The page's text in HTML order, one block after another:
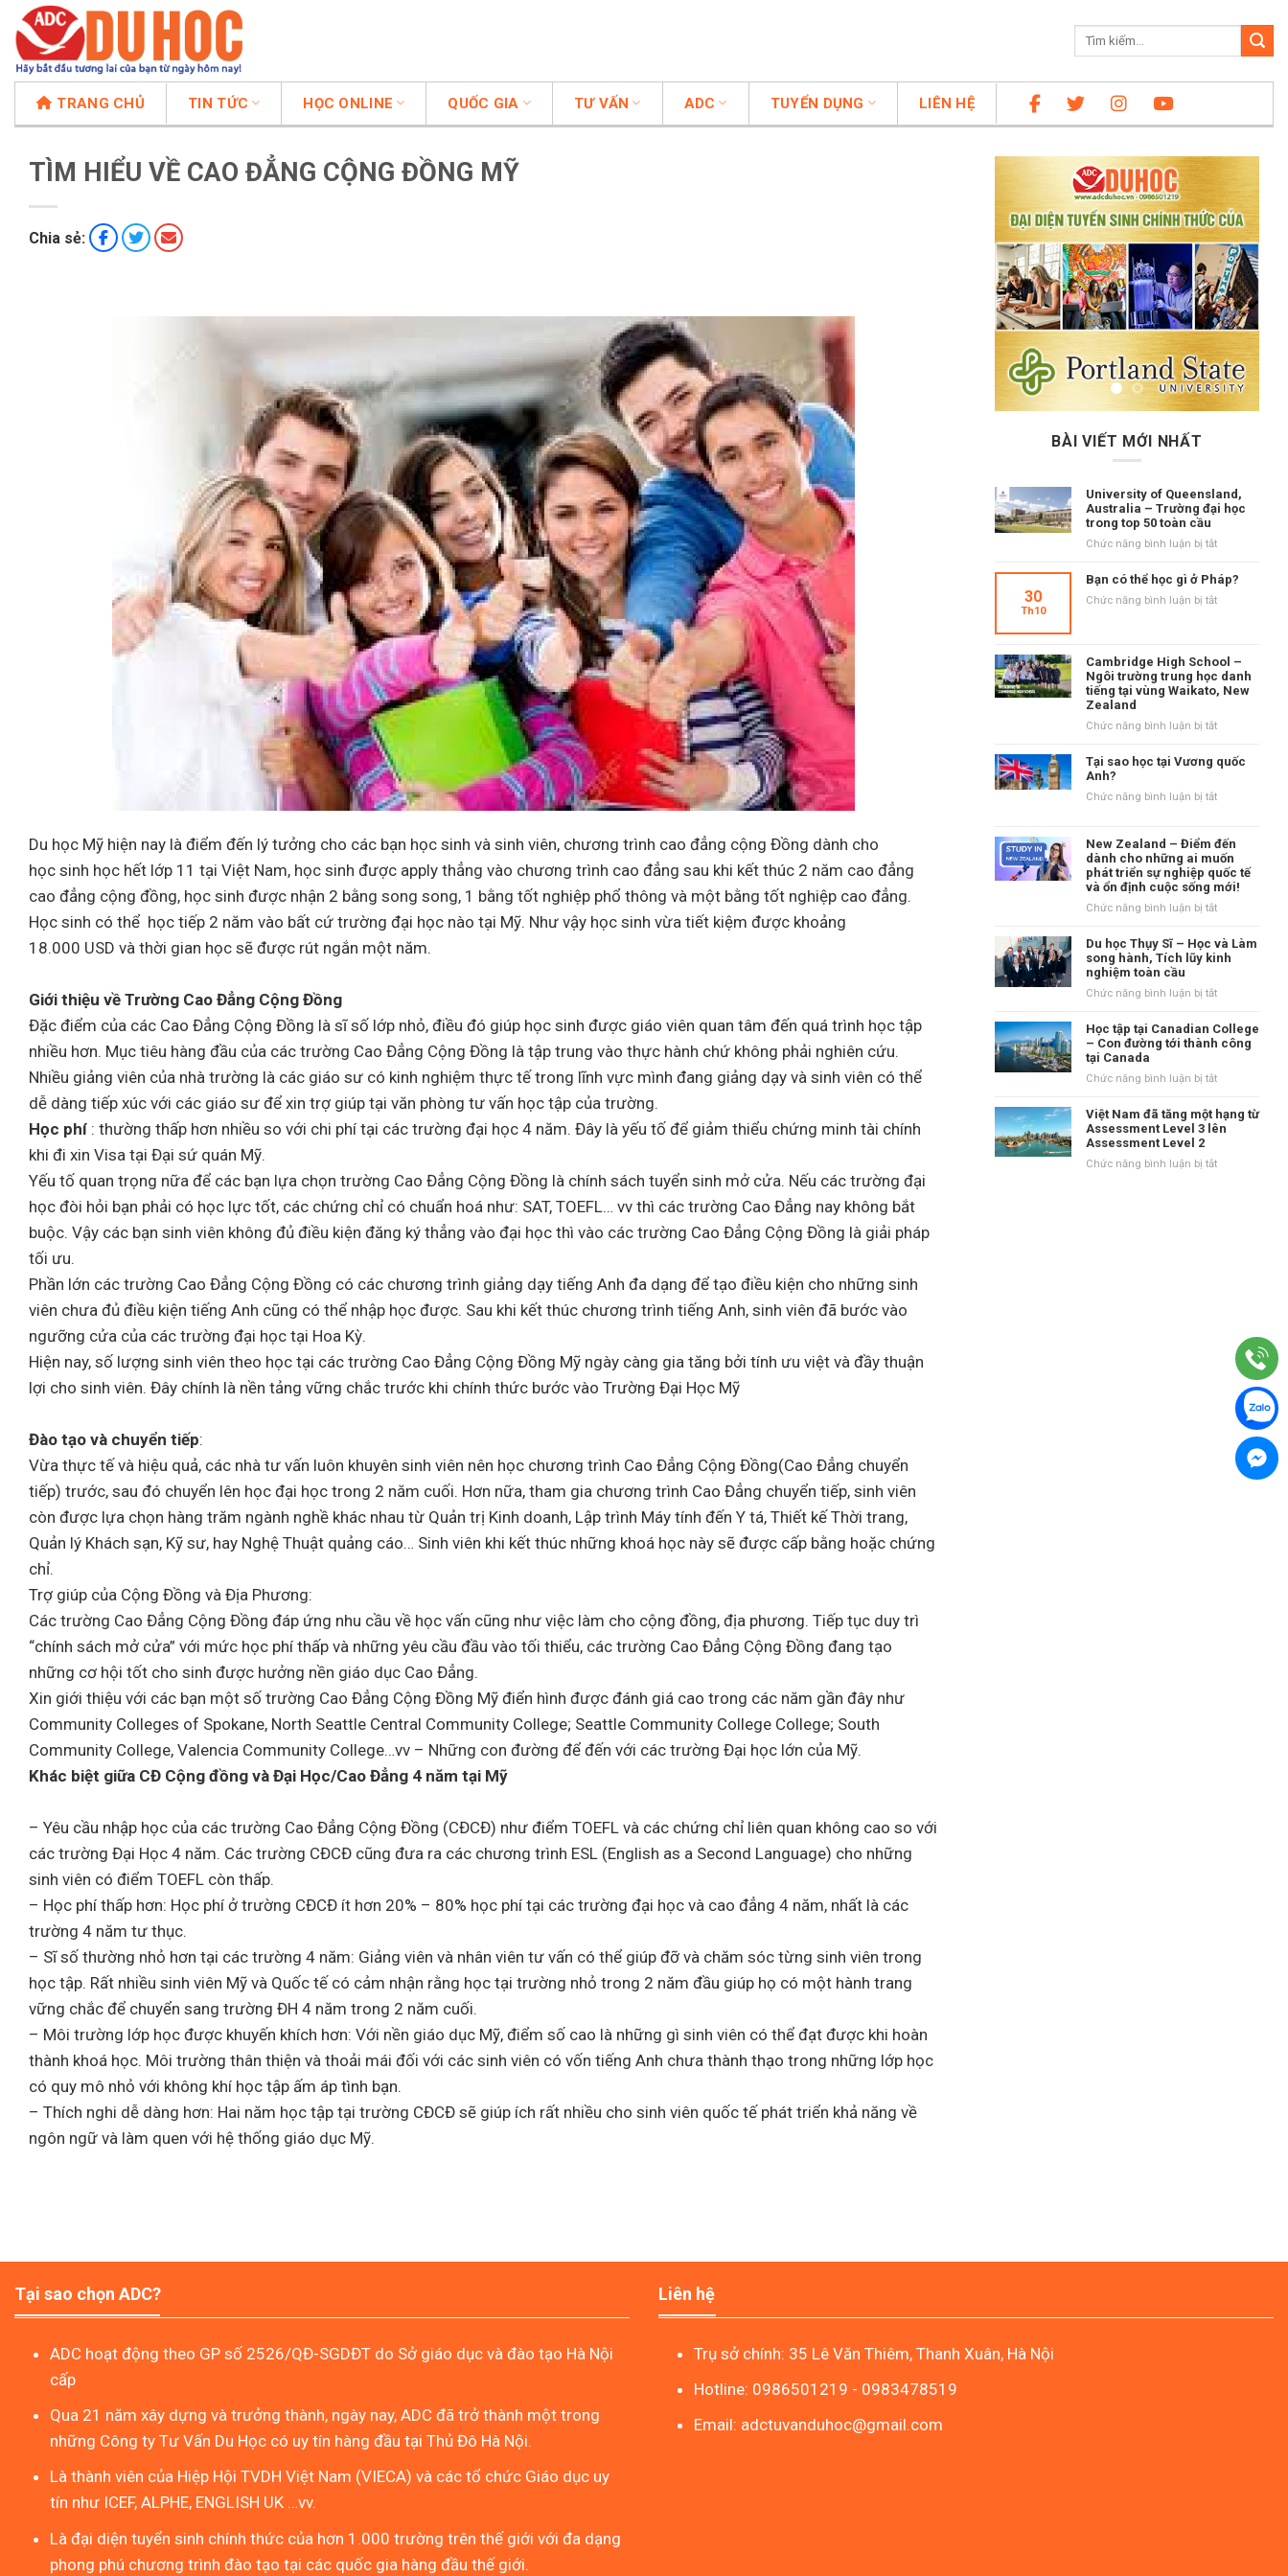
Chuyển
đến
nội
dung
TRANG CHỦ TIN TỨC HỌC ONLINE QUỐC GIA TƯ VẤN ADC TUYỂN DỤNG LIÊN HỆ
TÌM HIỂU VỀ CAO ĐẲNG CỘNG ĐỒNG MỸ
Chia sẻ:
Du học Mỹ hiện nay là điểm đến lý tưởng cho các bạn học sinh và sinh viên, chương trình cao đẳng cộng Đồng dành cho
học sinh học hết lớp 11 tại Việt Nam, học sinh được apply thẳng vào chương trình cao đẳng sau khi kết thúc 2 năm cao đẳng
cao đẳng cộng đồng, học sinh được nhận 2 bằng song song, 1 bằng tốt nghiệp phổ thông và một bằng tốt nghiệp cao đẳng.
Học sinh có thể học tiếp 2 năm vào bất cứ trường đại học nào tại Mỹ. Như vậy học sinh vừa tiết kiệm được khoảng
18.000 USD và thời gian học sẽ được rút ngắn một năm.
Giới thiệu về Trường Cao Đẳng Cộng Đồng
Đặc điểm của các Cao Đẳng Cộng Đồng là sĩ số lớp nhỏ, điều đó giúp học sinh được giáo viên quan tâm đến quá trình học tập
nhiều hơn. Mục tiêu hàng đầu của các trường Cao Đẳng Cộng Đồng là tập trung vào thực hành chứ không phải nghiên cứu.
Nhiều giảng viên của nhà trường là các giáo sư có kinh nghiệm thực tế trong lĩnh vực mình đang giảng dạy và sinh viên có thể
dễ dàng tiếp xúc với các giáo sư để xin trợ giúp tại văn phòng tư vấn học tập của trường.
Học phí : thường thấp hơn nhiều so với chi phí tại các trường đại học 4 năm. Đây là yếu tố để giảm thiểu chứng minh tài chính
khi đi xin Visa tại Đại sứ quán Mỹ.
Yếu tố quan trọng nữa để các bạn lựa chọn trường Cao Đẳng Cộng Đồng là chính sách tuyển sinh mở cửa. Nếu các trường đại
học đòi hỏi bạn phải có học lực tốt, các chứng chỉ có chuẩn hoá như: SAT, TOEFL… vv thì các trường Cao Đẳng nay không bắt
buộc. Vậy các bạn sinh viên không đủ điều kiện đăng ký thẳng vào đại học thì vào các trường Cao Đẳng Cộng Đồng là giải pháp
tối ưu.
Phần lớn các trường Cao Đẳng Cộng Đồng có các chương trình giảng dạy tiếng Anh đa dạng để tạo điều kiện cho những sinh
viên chưa đủ điều kiện tiếng Anh cũng có thể nhập học được. Sau khi kết thúc chương trình tiếng Anh, sinh viên đã bước vào
ngưỡng cửa của các trường đại học tại Hoa Kỳ.
Hiện nay, số lượng sinh viên theo học tại các trường Cao Đẳng Cộng Đồng Mỹ ngày càng gia tăng bởi tính ưu việt và đầy thuận
lợi cho sinh viên. Đây chính là nền tảng vững chắc trước khi chính thức bước vào Trường Đại Học Mỹ
Đào tạo và chuyển tiếp:
Vừa thực tế và hiệu quả, các nhà tư vấn luôn khuyên sinh viên nên học chương trình Cao Đẳng Cộng Đồng(Cao Đẳng chuyển
tiếp) trước, sau đó chuyển lên học đại học trong 2 năm cuối. Hơn nữa, tham gia chương trình Cao Đẳng chuyển tiếp, sinh viên
còn được lựa chọn hàng trăm ngành nghề khác nhau từ Quản trị Kinh doanh, Lập trình Máy tính đến Y tá, Thiết kế Thời trang,
Quản lý Khách sạn, Kỹ sư, hay Nghệ Thuật quảng cáo… Sinh viên khi kết thúc những khoá học này sẽ được cấp bằng hoặc chứng
chỉ.
Trợ giúp của Cộng Đồng và Địa Phương:
Các trường Cao Đẳng Cộng Đồng đáp ứng nhu cầu về học vấn cũng như việc làm cho cộng đồng, địa phương. Tiếp tục duy trì
“chính sách mở cửa” với mức học phí thấp và những yêu cầu đầu vào tối thiểu, các trường Cao Đẳng Cộng Đồng đang tạo
những cơ hội tốt cho sinh được hưởng nền giáo dục Cao Đẳng.
Xin giới thiệu với các bạn một số trường Cao Đẳng Cộng Đồng Mỹ điển hình được đánh giá cao trong các năm gần đây như
Community Colleges of Spokane, North Seattle Central Community College; Seattle Community College College; South
Community College, Valencia Community College…vv – Những con đường để đến với các trường Đại học lớn của Mỹ.
Khác biệt giữa CĐ Cộng đồng và Đại Học/Cao Đẳng 4 năm tại Mỹ
– Yêu cầu nhập học của các trường Cao Đẳng Cộng Đồng (CĐCĐ) như điểm TOEFL và các chứng chỉ liên quan không cao so với
các trường Đại Học 4 năm. Các trường CĐCĐ cũng đưa ra các chương trình ESL (English as a Second Language) cho những
sinh viên có điểm TOEFL còn thấp.
– Học phí thấp hơn: Học phí ở trường CĐCĐ ít hơn 20% – 80% học phí tại các trường đại học và cao đẳng 4 năm, nhất là các
trường 4 năm tư thục.
– Sĩ số thường nhỏ hơn tại các trường 4 năm: Giảng viên và nhân viên tư vấn có thể giúp đỡ và chăm sóc từng sinh viên trong
học tập. Rất nhiều sinh viên Mỹ và Quốc tế có cảm nhận rằng học tại trường nhỏ trong 2 năm đầu giúp họ có một hành trang
vững chắc để chuyển sang trường ĐH 4 năm trong 2 năm cuối.
– Môi trường lớp học được khuyến khích hơn: Với nền giáo dục Mỹ, điểm số cao là những gì sinh viên có thể đạt được khi hoàn
thành khoá học. Môi trường thân thiện và thoải mái đối với các sinh viên có vốn tiếng Anh chưa thành thạo trong những lớp học
có quy mô nhỏ với không khí học tập ấm áp tình bạn.
– Thích nghi dễ dàng hơn: Hai năm học tập tại trường CĐCĐ sẽ giúp ích rất nhiều cho sinh viên quốc tế phát triển khả năng về
ngôn ngữ và làm quen với hệ thống giáo dục Mỹ.
BÀI VIẾT MỚI NHẤT
University of Queensland,
Australia – Trường đại học
trong top 50 toàn cầu
Chức năng bình luận bị tắtở
of
đại
học
trong
50
cầu
30
Th10
Bạn có thể học gì ở Pháp?
Chức năng bình luận bị tắtở
học
gì
ở
Cambridge High School –
Ngôi trường trung học danh
tiếng tại vùng Waikato, New
Zealand
Chức năng bình luận bị tắtở
High
trung
học
danh
tiếng
tại
Waikato,
New
Tại sao học tại Vương quốc
Anh?
Chức năng bình luận bị tắtở
học
tại
Vương
quốc
Anh?
New Zealand – Điểm đến
dành cho những ai muốn
phát triển sự nghiệp quốc tế
và ổn định cuộc sống mới!
Chức năng bình luận bị tắtở
Zealand
–
đến
cho
những
sự
nghiệp
tế
Du học Thụy Sĩ – Học và Làm
song hành, Tích lũy kinh
nghiệm toàn cầu
Chức năng bình luận bị tắtở
học
Thụy
–
và
Làm
Học tập tại Canadian College
– Con đường tới thành công
tại Canada
Chức năng bình luận bị tắtở
tập
tại
College
Việt Nam đã tăng một hạng từ
Assessment Level 3 lên
Assessment Level 2
Chức năng bình luận bị tắtở
Assessment
Level
Tại sao chọn ADC?
ADC hoạt động theo GP số 2526/QĐ-SGDĐT do Sở giáo dục và đào tạo Hà Nội
cấp
Qua 21 năm xây dựng và trưởng thành, ngày nay, ADC đã trở thành một trong
những Công ty Tư Vấn Du Học có uy tín hàng đầu tại Thủ Đô Hà Nội.
Là thành viên của Hiệp Hội TVDH Việt Nam (VIECA) và các tổ chức Giáo dục uy
tín như ICEF, ALPHE, ENGLISH UK …vv.
Là đại diện tuyển sinh chính thức của hơn 1.000 trường trên thế giới với đa dạng
phong phú chương trình đào tạo tại các quốc gia hàng đầu thế giới.
Liên hệ
Trụ sở chính: 35 Lê Văn Thiêm, Thanh Xuân, Hà Nội
Hotline: 0986501219 - 0983478519
Email: adctuvanduhoc@gmail.com